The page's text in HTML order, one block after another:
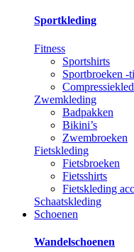
Sportkleding
Fitness
Sportshirts
Sportbroeken -
Zwemkleding
Badpakken
Bikini’s
Zwembroeken
Fietskleding
Fietsbroeken
Fietsshirts
Fietskleding
Schaatskleding
Schoenen
Wandelschoenen